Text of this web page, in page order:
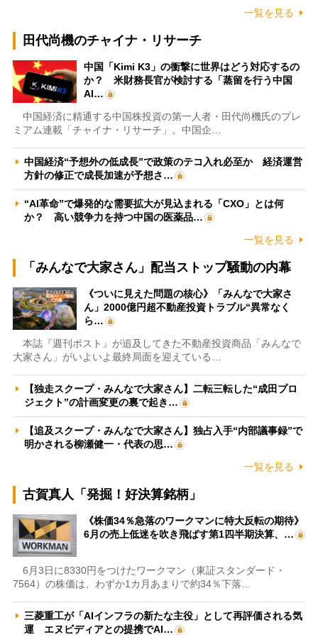
一覧を見る
田代尚機のチャイナ・リサーチ
中国「Kimi K3」の衝撃に世界はどう対応するの
か？ 米財務長官が検討する「蒸留を行う中国
AI…
中国経済に精通する中国株投資の第一人者・田代尚機氏のプレ
ミアム連載「チャイナ・リサーチ」。中国企…
中国経済“予想外の低成長”で政策のテコ入れ必至か 経済運営
方針の修正で成長加速が予想さ…
“AI革命”で爆発的な需要拡大が見込まれる「CXO」とは何
か？ 高い競争力を持つ中国の医薬品…
一覧を見る
「みんなで大家さん」配当ストップ騒動の内幕
《ついに見えた問題の核心》「みんなで大家さ
ん」2000億円超不動産投資トラブル“異常なく
ら…
本誌『週刊ポスト』が追及してきた不動産投資商品「みんなで
大家さん」がいよいよ最終局面を迎えている…
【独走スクープ・みんなで大家さん】二転三転した“成田プロ
ジェクト”の計画変更の裏で起き…
【追及スクープ・みんなで大家さん】独占入手“内部議事録”で
明かされる柳瀬健一・代表の思…
一覧を見る
古賀真人「発掘！好決算銘柄」
《株価34％急落のワークマンに特大反転の期待》
6月の売上低迷を吹き飛ばす第1四半期決算、…
6月3日に8330円をつけたワークマン（東証スタンダード・
7564）の株価は、わずか1カ月あまりで約34％下落…
三菱重工が「AIインフラの新たな主役」として再評価される気
運 エヌビディアとの提携でAI…